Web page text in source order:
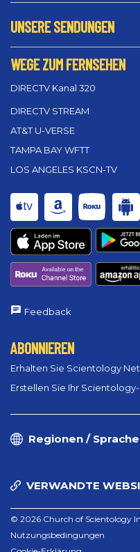
UNSERE SENDUNGEN
WEGE ZUM FERNSEHEN
DIRECTV Kanal 320
DIRECTV STREAM
AT&T U-VERSE
TAMPA BAY WFTT
LOS ANGELES KSCN-TV
Feedback
ABONNIEREN
Erhalten Sie Scientology
Erstellen Sie Ihr
Regionen /
VERWANDTE
© 2026 Church of Scientology
Nutzungsbedingungen